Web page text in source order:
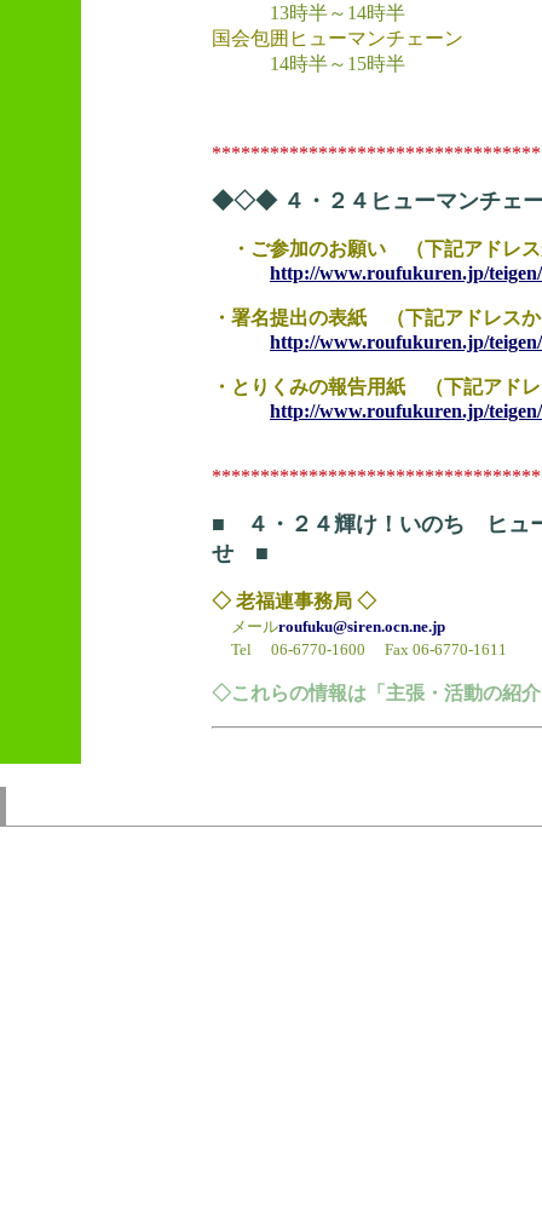
13時半～14時半
国会包囲ヒューマンチェーン
14時半～15時半
◆◇◆ ４・２４ヒューマンチェ
・ご参加のお願い （下記アドレ
http://www.roufukuren.jp/
・署名提出の表紙 （下記アドレス
http://www.roufukuren.jp/teigen/
・とりくみの報告用紙 （下記アド
http://www.roufukuren.jp/
■ ４・２４輝け！いのち ヒュ
せ ■
◇ 老福連事務局 ◇
メールroufuku@siren.ocn.ne.jp
Tel 06-6770-1600 Fax 06-6770-1611
◇これらの情報は「主張・活動の紹